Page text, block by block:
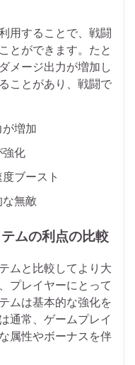
用することで、戦闘
とができます。たと
メージ出力が増加し
ことがあり、戦闘で
増加
化
ブースト
無敵
ムの利点の比較
ムと比較してより大
プレイヤーにとって
ムは基本的な強化を
通常、ゲームプレイ
属性やボーナスを伴